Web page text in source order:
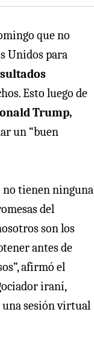
que no
Unidos para
Esto luego de
Trump,
un “buen
no tienen ninguna
del
son los
antes de
afirmó el
iraní,
sesión virtual